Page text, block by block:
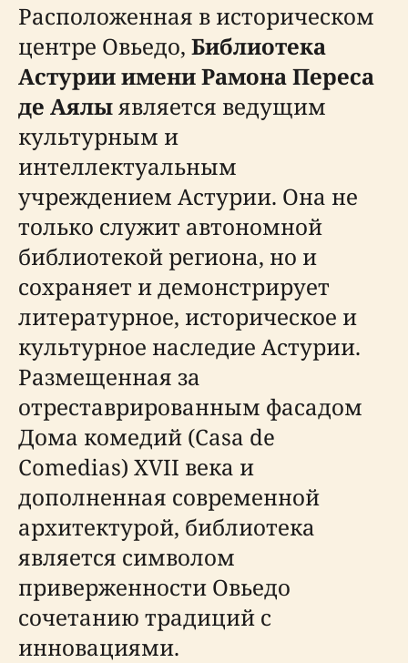
Расположенная в историческом
центре Овьедо, Библиотека
Астурии имени Рамона Переса
де Аялыявляется ведущим
культурным и
интеллектуальным
учреждением Астурии. Она не
только служит автономной
библиотекой региона, но и
сохраняет и демонстрирует
литературное, историческое и
культурное наследие Астурии.
Размещенная за
отреставрированным фасадом
Дома комедий (Casa de
Comedias) XVII века и
дополненная современной
архитектурой, библиотека
является символом
приверженности Овьедо
сочетанию традиций с
инновациями.